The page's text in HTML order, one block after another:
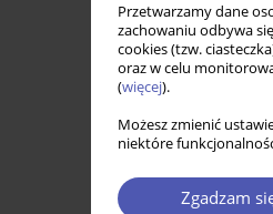
Przetwarzamy dane
zachowaniu odbywa
cookies (tzw.
oraz w celu
(więcej).
Możesz zmienić
niektóre
Zgadzam